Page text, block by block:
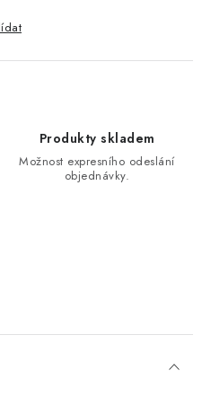
Produkty skladem
Možnost expresního odeslání
objednávky.